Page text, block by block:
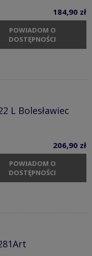
184,90 zł
POWIADOM O
DOSTĘPNOŚCI
L Bolesławiec
206,90 zł
POWIADOM O
DOSTĘPNOŚCI